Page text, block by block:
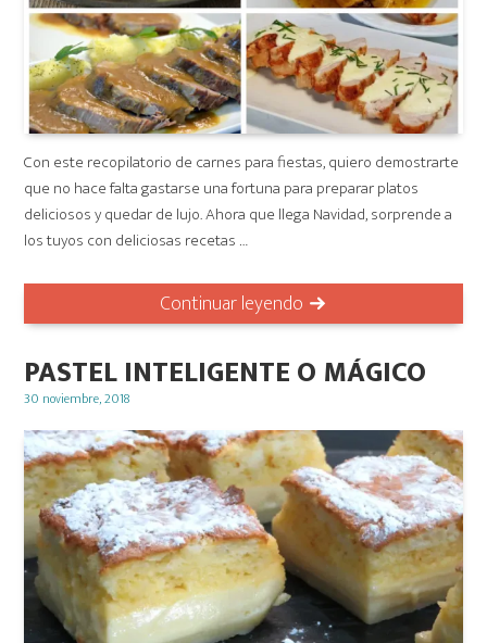
Con este recopilatorio de carnes para fiestas, quiero demostrarte
que no hace falta gastarse una fortuna para preparar platos
deliciosos y quedar de lujo. Ahora que llega Navidad, sorprende a
los tuyos con deliciosas recetas …
Continuar leyendo
PASTEL INTELIGENTE O MÁGICO
Posted
30 noviembre, 2018